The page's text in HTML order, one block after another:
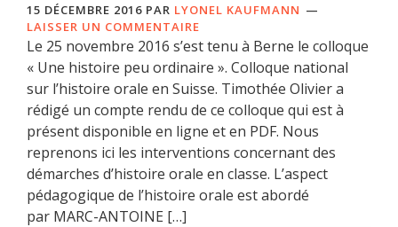
15 DÉCEMBRE 2016 PAR LYONEL KAUFMANN
LAISSER UN COMMENTAIRE
Le 25 novembre 2016 s’est tenu à Berne le colloque
« Une histoire peu ordinaire ». Colloque national
sur l’histoire orale en Suisse. Timothée Olivier a
rédigé un compte rendu de ce colloque qui est à
présent disponible en ligne et en PDF. Nous
reprenons ici les interventions concernant des
démarches d’histoire orale en classe. L’aspect
pédagogique de l’histoire orale est abordé
par MARC-ANTOINE […]